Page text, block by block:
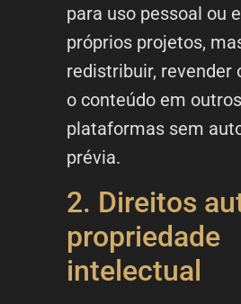
para uso pessoal ou
próprios projetos,
redistribuir, revender
o conteúdo em
plataformas sem
prévia.
2. Direitos
propriedade
intelectual